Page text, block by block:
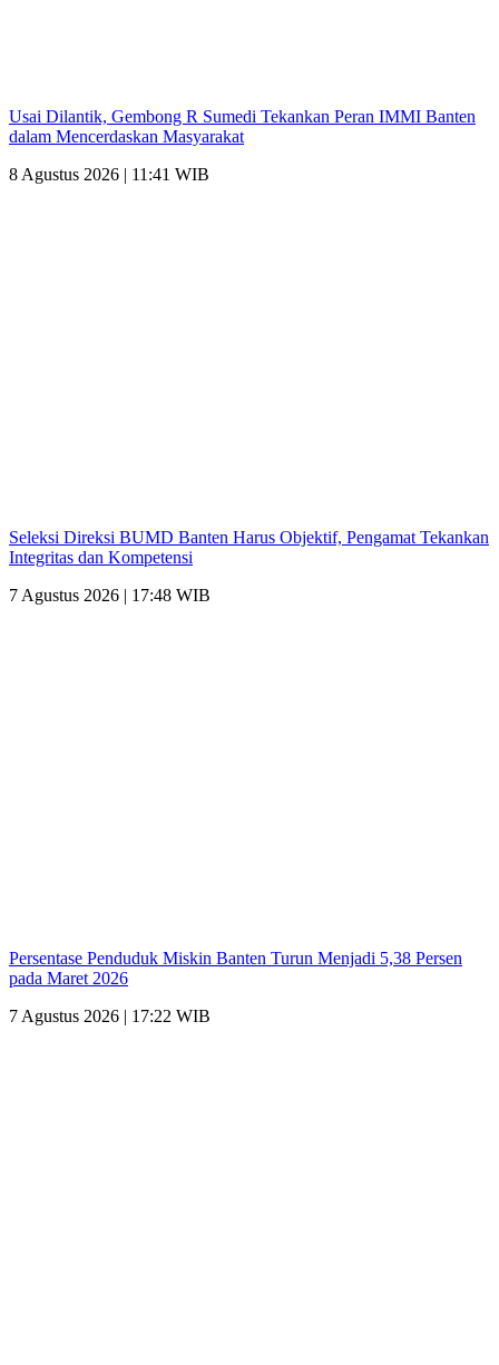
Usai Dilantik, Gembong R Sumedi Tekankan Peran IMMI Banten
dalam Mencerdaskan Masyarakat
8 Agustus 2026 | 11:41 WIB
Seleksi Direksi BUMD Banten Harus Objektif, Pengamat Tekankan
Integritas dan Kompetensi
7 Agustus 2026 | 17:48 WIB
Persentase Penduduk Miskin Banten Turun Menjadi 5,38 Persen
pada Maret 2026
7 Agustus 2026 | 17:22 WIB